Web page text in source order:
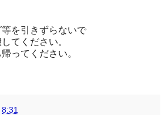
を引きずらないで
ください。
てください。
8:31